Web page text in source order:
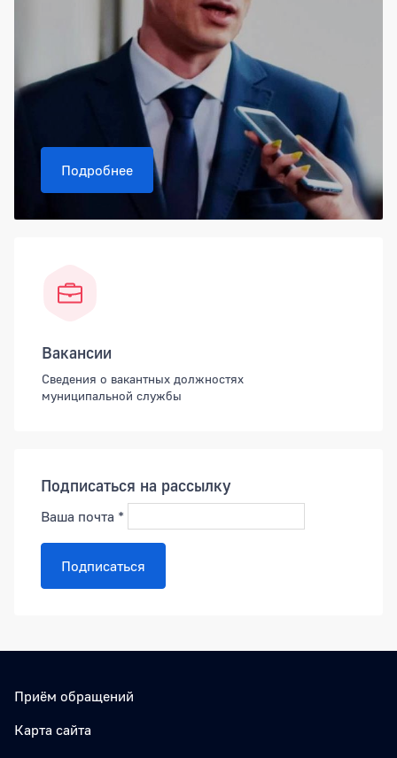
Подробнее
Вакансии
Сведения о вакантных должностях
муниципальной службы
Подписаться на рассылку
Ваша почта *
Подписаться
Приём обращений
Карта сайта